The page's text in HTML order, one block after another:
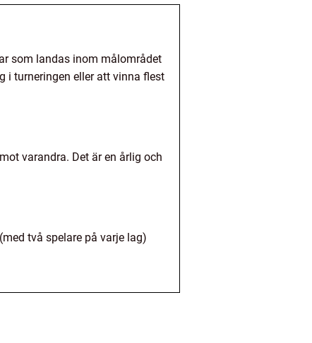
som landas inom målområdet
i turneringen eller att vinna flest
varandra. Det är en årlig och
två spelare på varje lag)